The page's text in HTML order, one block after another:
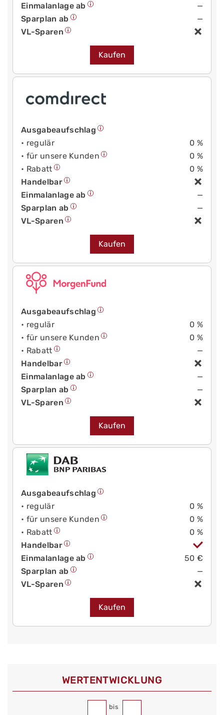
Einmalanlage ab
—
Sparplan ab
—
VL-Sparen
Kaufen
Ausgabeaufschlag
• regulär
0 %
• für unsere Kunden
0 %
• Rabatt
0 %
Handelbar
Einmalanlage ab
—
Sparplan ab
—
VL-Sparen
Kaufen
Ausgabeaufschlag
• regulär
0 %
• für unsere Kunden
0 %
• Rabatt
—
Handelbar
Einmalanlage ab
—
Sparplan ab
—
VL-Sparen
Kaufen
Ausgabeaufschlag
• regulär
0 %
• für unsere Kunden
0 %
• Rabatt
0 %
Handelbar
Einmalanlage ab
50 €
Sparplan ab
—
VL-Sparen
Kaufen
WERT­ENTWICKLUNG
bis